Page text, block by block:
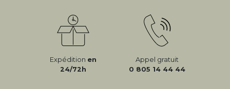
Expédition en
24/72h
Appel gratuit
0 805 14 44 44